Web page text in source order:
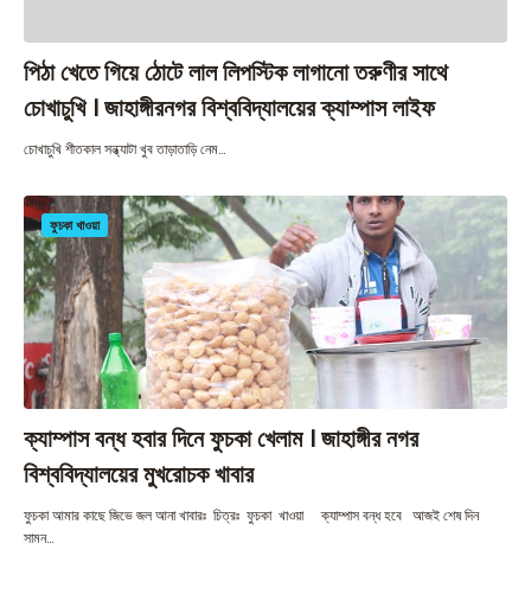
পিঠা খেতে গিয়ে ঠোটে লাল লিপস্টিক লাগানো তরুণীর সাথে
চোখাচুখি । জাহাঙ্গীরনগর বিশ্ববিদ্যালয়ের ক্যাম্পাস লাইফ
চোখাচুখি শীতকাল সন্ধ্যাটা খুব তাড়াতাড়ি নেম…
ফুচকা খাওয়া
ক্যাম্পাস বন্ধ হবার দিনে ফুচকা খেলাম । জাহাঙ্গীর নগর
বিশ্ববিদ্যালয়ের মুখরোচক খাবার
ফুচকা আমার কাছে জিভে জল আনা খাবারঃ চিত্রঃ ফুচকা খাওয়া ক্যাম্পাস বন্ধ হবে আজই শেষ দিন
সামন…